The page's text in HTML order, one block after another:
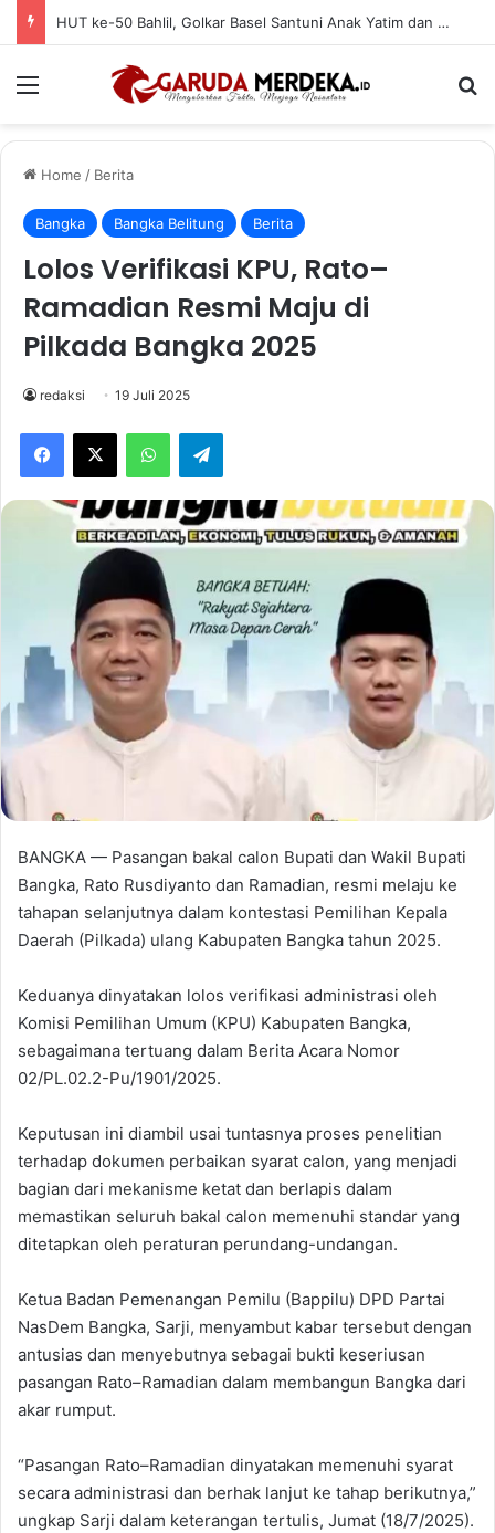
HUT ke-50 Bahlil, Golkar Basel Santuni Anak Yatim dan Fakir Miskin
Menu
Home / Berita
Bangka Bangka Belitung Berita
Lolos Verifikasi KPU, Rato–
Ramadian Resmi Maju di
Pilkada Bangka 2025
redaksi 19 Juli 2025
Facebook
X WhatsAppTelegram
BANGKA — Pasangan bakal calon Bupati dan Wakil Bupati
Bangka, Rato Rusdiyanto dan Ramadian, resmi melaju ke
tahapan selanjutnya dalam kontestasi Pemilihan Kepala
Daerah (Pilkada) ulang Kabupaten Bangka tahun 2025.
Keduanya dinyatakan lolos verifikasi administrasi oleh
Komisi Pemilihan Umum (KPU) Kabupaten Bangka,
sebagaimana tertuang dalam Berita Acara Nomor
02/PL.02.2-Pu/1901/2025.
Keputusan ini diambil usai tuntasnya proses penelitian
terhadap dokumen perbaikan syarat calon, yang menjadi
bagian dari mekanisme ketat dan berlapis dalam
memastikan seluruh bakal calon memenuhi standar yang
ditetapkan oleh peraturan perundang-undangan.
Ketua Badan Pemenangan Pemilu (Bappilu) DPD Partai
NasDem Bangka, Sarji, menyambut kabar tersebut dengan
antusias dan menyebutnya sebagai bukti keseriusan
pasangan Rato–Ramadian dalam membangun Bangka dari
akar rumput.
“Pasangan Rato–Ramadian dinyatakan memenuhi syarat
secara administrasi dan berhak lanjut ke tahap berikutnya,”
ungkap Sarji dalam keterangan tertulis, Jumat (18/7/2025).